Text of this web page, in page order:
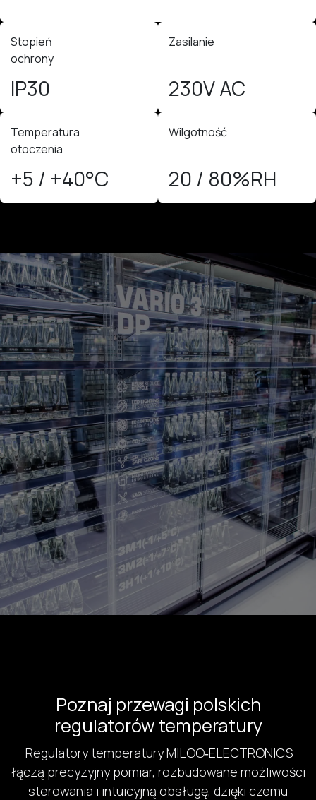
Stopień
ochrony
IP30
Zasilanie
230V AC
Temperatura
otoczenia
+5 / +40°C
Wilgotność
20 / 80%RH​
Poznaj przewagi polskich
regulatorów temperatury
Regulatory temperatury MILOO‑ELECTRONICS
łączą precyzyjny pomiar, rozbudowane możliwości
sterowania i intuicyjną obsługę, dzięki czemu